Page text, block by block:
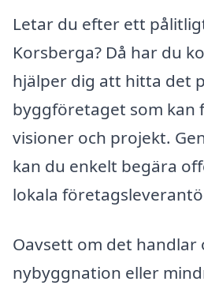
Letar du efter ett
Korsberga? Då har du
hjälper dig att hitta det
byggföretaget som kan
visioner och projekt.
kan du enkelt begära
lokala
Oavsett om det handlar
nybyggnation eller